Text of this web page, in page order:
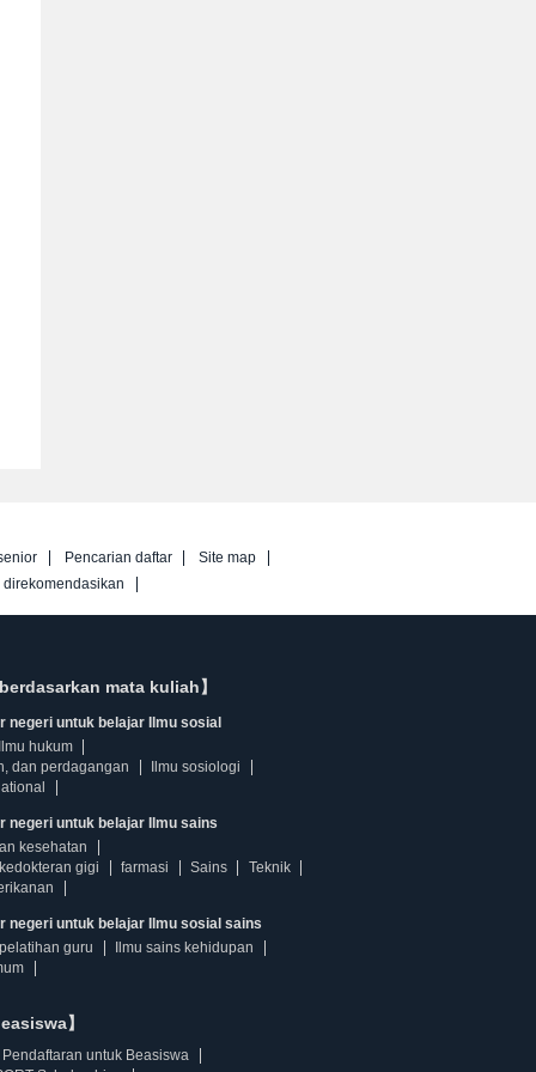
Pencarian daftar
Site map
mata kuliah】
negeri untuk belajar Ilmu sosial
hukum
dan perdagangan
Ilmu sosiologi
negeri untuk belajar Ilmu sains
kesehatan
gigi
farmasi Sains
Teknik
negeri untuk belajar Ilmu sosial sains
guru
Ilmu sains kehidupan
】
Pendaftaran untuk Beasiswa